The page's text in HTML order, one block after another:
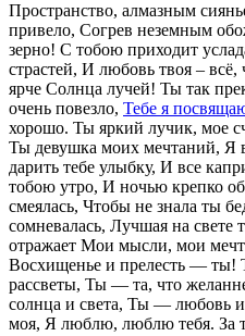
Пространство, алмазным
привело, Согрев неземным
зерно! С тобою приходит
страстей, И любовь твоя – всё,
ярче Солнца лучей! Ты так
очень повезло, Тебе я
хорошо. Ты яркий лучик, мое
Ты девушка моих мечтаний, Я
дарить тебе улыбку, И все
тобою утро, И ночью крепко
смеялась, Чтобы не знала ты
сомневалась, Лучшая на свете
отражает Мои мысли, мои
Восхищенье и прелесть — ты!
рассветы, Ты — та, что
солнца и света, Ты — любовь
моя, Я люблю, люблю тебя. За